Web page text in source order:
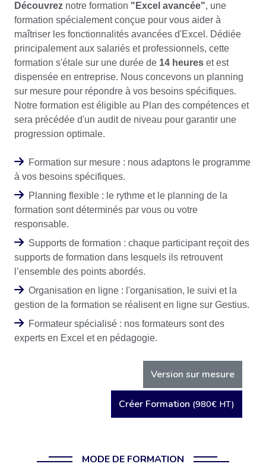
Découvrez notre formation "Excel avancée", une
formation spécialement conçue pour vous aider à
maîtriser les fonctionnalités avancées d'Excel. Dédiée
principalement aux salariés et professionnels, cette
formation s'étale sur une durée de 14 heures et est
dispensée en entreprise. Nous concevons un planning
sur mesure pour répondre à vos besoins spécifiques.
Notre formation est éligible au Plan des compétences et
sera précédée d'un audit de niveau pour garantir une
progression optimale.
Formation sur mesure : nous adaptons le programme
à vos besoins spécifiques.
Planning flexible : le rythme et le planning de la
formation sont déterminés par vous ou votre
responsable.
Supports de formation : chaque participant reçoit des
supports de formation dans lesquels ils retrouvent
l’ensemble des points abordés.
Organisation en ligne : l'organisation, le suivi et la
gestion de la formation se réalisent en ligne sur Gestius.
Formateur spécialisé : nos formateurs sont des
experts en Excel et en pédagogie.
Version sur mesure
Créer Formation (980€ HT)
MODE DE FORMATION